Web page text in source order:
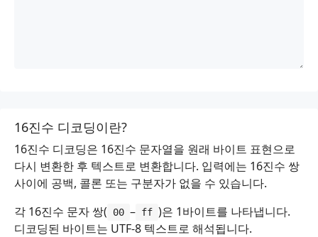
16진수 디코딩이란?
16진수 디코딩은 16진수 문자열을 원래 바이트 표현으로
다시 변환한 후 텍스트로 변환합니다. 입력에는 16진수 쌍
사이에 공백, 콜론 또는 구분자가 없을 수 있습니다.
각 16진수 문자 쌍(
00 – ff )은 1바이트를 나타냅니다.
디코딩된 바이트는 UTF-8 텍스트로 해석됩니다.